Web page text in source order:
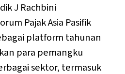
J Rachbini
Pajak Asia Pasifik
platform tahunan
para pemangku
sektor, termasuk